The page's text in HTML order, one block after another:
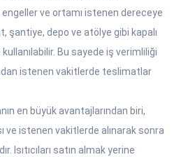
ve ortamı istenen dereceye
şantiye, depo ve atölye gibi kapalı
Bu sayede iş verimliliği
istenen vakitlerde teslimatlar
nın en büyük avantajlarından biri,
istenen vakitlerde alınarak sonra
Isıtıcıları satın almak yerine